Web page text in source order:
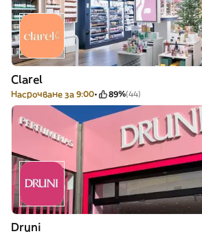
Clarel
Насрочване за 9:00 89%(44)
Druni